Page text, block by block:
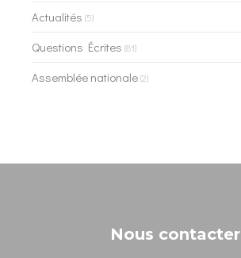
Actualités (5)
Questions Écrites (81)
Assemblée nationale(2)
Nous contacter